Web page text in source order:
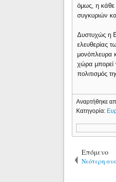
όμως, η κάθε
συγκυριών
Δυστυχώς η
ελευθερίας
μονόπλευρα
χώρα μπορεί
πολιτισμός
Αναρτήθηκε
Κατηγορία:
Επόμενο
Νεότερη